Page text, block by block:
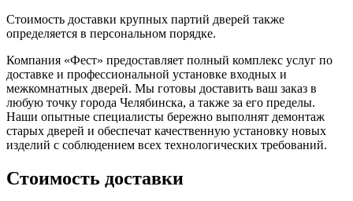
Стоимость доставки крупных партий дверей также
определяется в персональном порядке.
Компания «Фест» предоставляет полный комплекс услуг по
доставке и профессиональной установке входных и
межкомнатных дверей. Мы готовы доставить ваш заказ в
любую точку города Челябинска, а также за его пределы.
Наши опытные специалисты бережно выполнят демонтаж
старых дверей и обеспечат качественную установку новых
изделий с соблюдением всех технологических требований.
Стоимость доставки